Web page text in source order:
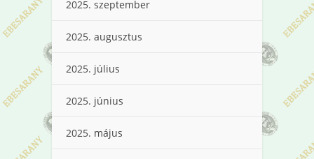
2025. szeptember
2025. augusztus
2025. július
2025. június
2025. május